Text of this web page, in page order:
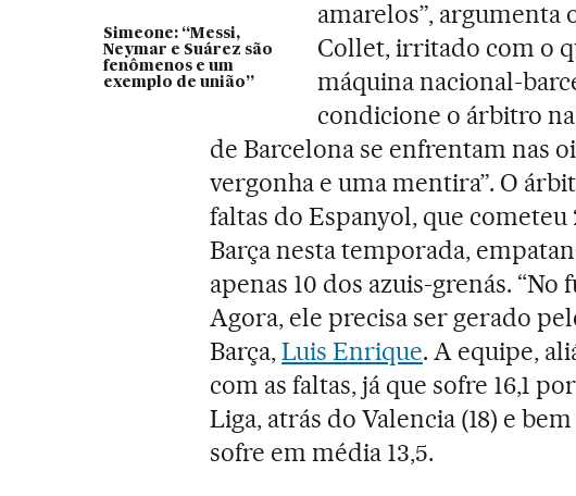
Simeone: “Messi,
Neymar e Suárez são
fenômenos e um
exemplo de união”
amarelos”, argumenta
Collet, irritado com o
máquina nacional-
condicione o árbitro
de Barcelona se enfrentam nas
vergonha e uma mentira”. O
faltas do Espanyol, que
Barça nesta temporada,
apenas 10 dos azuis-grenás.
Agora, ele precisa ser gerado
Barça,Luis Enrique. A equipe,
com as faltas, já que sofre 16,1
Liga, atrás do Valencia (18) e
sofre em média 13,5.